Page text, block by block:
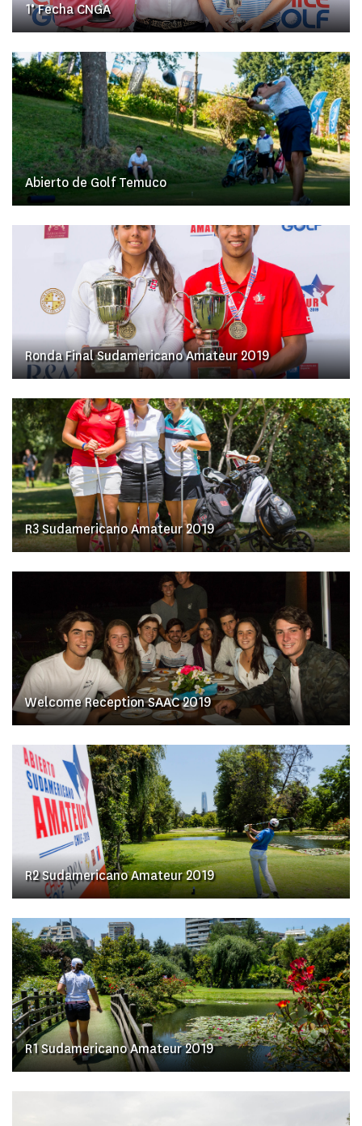
1° Fecha CNGA
Abierto de Golf Temuco
Ronda Final Sudamericano Amateur 2019
R3 Sudamericano Amateur 2019
Welcome Reception SAAC 2019
R2 Sudamericano Amateur 2019
R1 Sudamericano Amateur 2019